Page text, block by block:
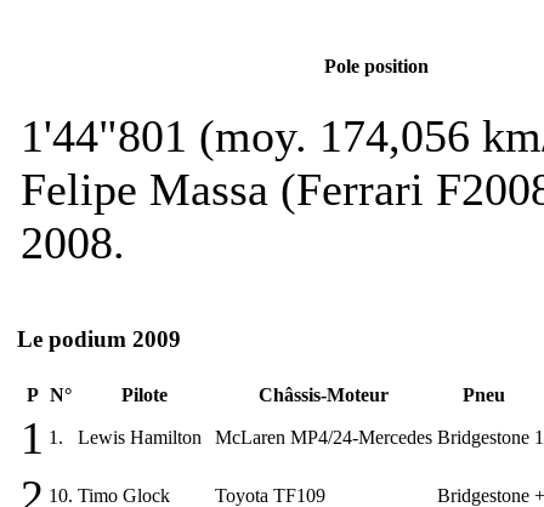
Pole position
1'44"801 (moy. 174,056
Felipe Massa (Ferrari
2008.
Le podium 2009
P N° Pilote Châssis-Moteur Pneu
1 1. Lewis Hamilton McLaren MP4/24-Mercedes Bridgestone
2 10. Timo Glock Toyota TF109 Bridgestone